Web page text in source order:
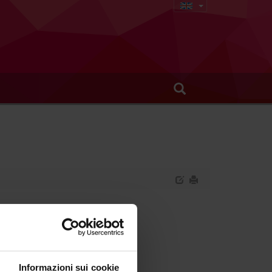
Informazioni sui cookie
Surgery